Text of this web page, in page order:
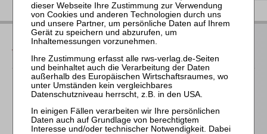
Das bieten Ihnen unsere
Veranstaltungen
Für alle Endgeräte kompatible und browserbasierte
Online-Fortbildungen
Individuelle Assistenz bis zur Einwahl und Verbindung mit
unserem Online-Seminar